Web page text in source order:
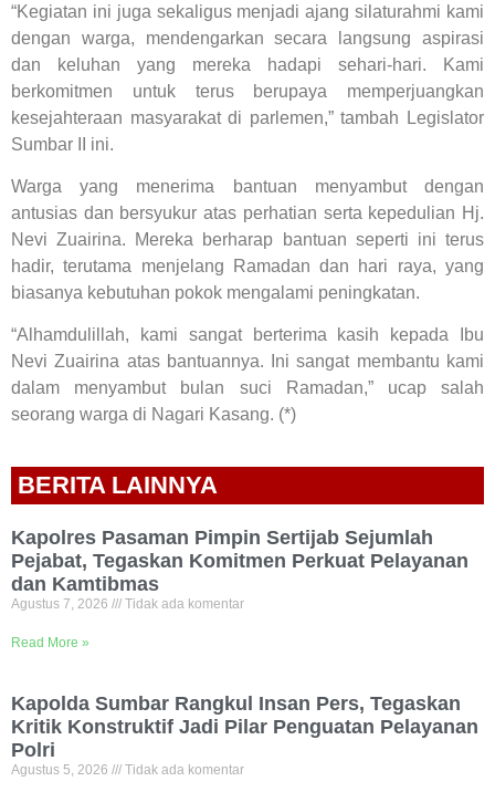
“Kegiatan ini juga sekaligus menjadi ajang silaturahmi kami
dengan warga, mendengarkan secara langsung aspirasi
dan keluhan yang mereka hadapi sehari-hari. Kami
berkomitmen untuk terus berupaya memperjuangkan
kesejahteraan masyarakat di parlemen,” tambah Legislator
Sumbar II ini.
Warga yang menerima bantuan menyambut dengan
antusias dan bersyukur atas perhatian serta kepedulian Hj.
Nevi Zuairina. Mereka berharap bantuan seperti ini terus
hadir, terutama menjelang Ramadan dan hari raya, yang
biasanya kebutuhan pokok mengalami peningkatan.
“Alhamdulillah, kami sangat berterima kasih kepada Ibu
Nevi Zuairina atas bantuannya. Ini sangat membantu kami
dalam menyambut bulan suci Ramadan,” ucap salah
seorang warga di Nagari Kasang. (*)
BERITA LAINNYA
Kapolres Pasaman Pimpin Sertijab Sejumlah
Pejabat, Tegaskan Komitmen Perkuat Pelayanan
dan Kamtibmas
Agustus 7, 2026 Tidak ada komentar
Read More »
Kapolda Sumbar Rangkul Insan Pers, Tegaskan
Kritik Konstruktif Jadi Pilar Penguatan Pelayanan
Polri
Agustus 5, 2026 Tidak ada komentar